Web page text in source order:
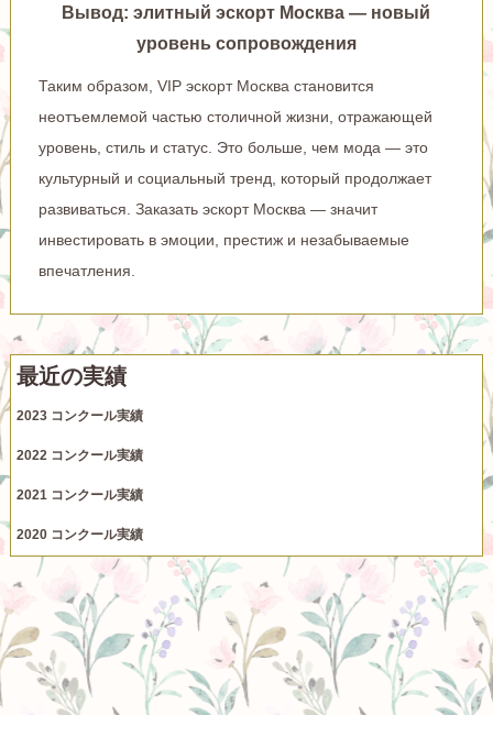
Вывод: элитный эскорт Москва — новый
уровень сопровождения
Таким образом, VIP эскорт Москва становится
неотъемлемой частью столичной жизни, отражающей
уровень, стиль и статус. Это больше, чем мода — это
культурный и социальный тренд, который продолжает
развиваться. Заказать эскорт Москва — значит
инвестировать в эмоции, престиж и незабываемые
впечатления.
最近の実績
2023 コンクール実績
2022 コンクール実績
2021 コンクール実績
2020 コンクール実績